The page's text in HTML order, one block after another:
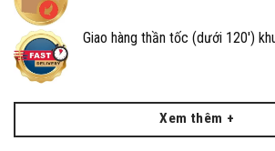
Giao hàng thần tốc (dưới 120')
Xem thêm +